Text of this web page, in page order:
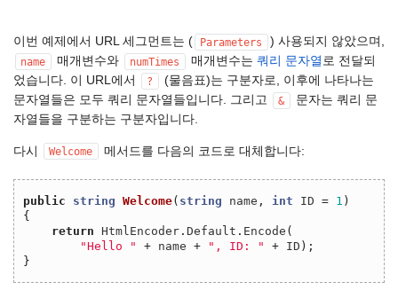
이번 예제에서 URL 세그먼트는 ( Parameters ) 사용되지 않았으며,
name 매개변수와 numTimes 매개변수는 쿼리 문자열 로 전달되
었습니다. 이 URL에서
?
(물음표)는 구분자로, 이후에 나타나는
문자열들은 모두 쿼리 문자열들입니다. 그리고
&
문자는 쿼리 문
자열들을 구분하는 구분자입니다.
다시 Welcome 메서드를 다음의 코드로 대체합니다:
public string Welcome( string name , int ID = 1 )
{
return HtmlEncoder . Default . Encode (
"Hello "
+ name + ", ID: " + ID );
}